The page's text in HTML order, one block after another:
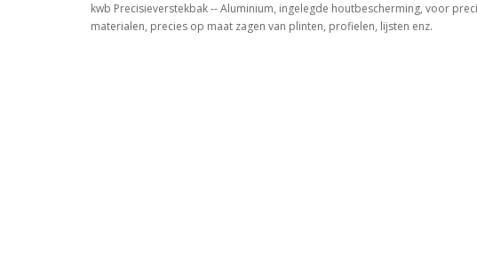
kwb Precisieverstekbak -- Aluminium, ingelegde houtbescherming, voor
materialen, precies op maat zagen van plinten, profielen, lijsten enz.